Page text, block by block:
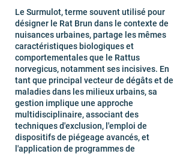
Le Surmulot, terme souvent utilisé pour
désigner le Rat Brun dans le contexte de
nuisances urbaines, partage les mêmes
caractéristiques biologiques et
comportementales que le Rattus
norvegicus, notamment ses incisives. En
tant que principal vecteur de dégâts et de
maladies dans les milieux urbains, sa
gestion implique une approche
multidisciplinaire, associant des
techniques d'exclusion, l'emploi de
dispositifs de piégeage avancés, et
l'application de programmes de